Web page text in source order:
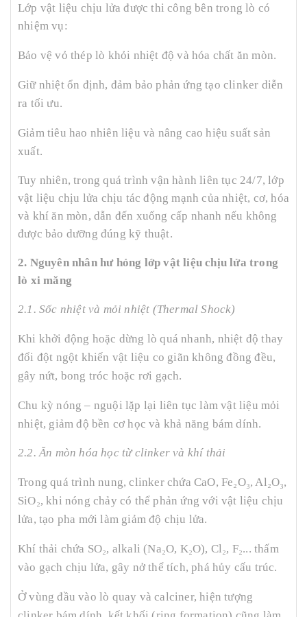
Lớp vật liệu chịu lửa được thi công bên trong lò có
nhiệm vụ:
Bảo vệ vỏ thép lò khỏi nhiệt độ và hóa chất ăn mòn.
Giữ nhiệt ổn định, đảm bảo phản ứng tạo clinker diễn
ra tối ưu.
Giảm tiêu hao nhiên liệu và nâng cao hiệu suất sản
xuất.
Tuy nhiên, trong quá trình vận hành liên tục 24/7, lớp
vật liệu chịu lửa chịu tác động mạnh của nhiệt, cơ, hóa
và khí ăn mòn, dẫn đến xuống cấp nhanh nếu không
được bảo dưỡng đúng kỹ thuật.
2. Nguyên nhân hư hỏng lớp vật liệu chịu lửa trong
lò xi măng
2.1. Sốc nhiệt và mỏi nhiệt (Thermal Shock)
Khi khởi động hoặc dừng lò quá nhanh, nhiệt độ thay
đổi đột ngột khiến vật liệu co giãn không đồng đều,
gây nứt, bong tróc hoặc rơi gạch.
Chu kỳ nóng – nguội lặp lại liên tục làm vật liệu mỏi
nhiệt, giảm độ bền cơ học và khả năng bám dính.
2.2. Ăn mòn hóa học từ clinker và khí thải
Trong quá trình nung, clinker chứa CaO, Fe₂O₃, Al₂O₃,
SiO₂, khi nóng chảy có thể phản ứng với vật liệu chịu
lửa, tạo pha mới làm giảm độ chịu lửa.
Khí thải chứa SO₂, alkali (Na₂O, K₂O), Cl₂, F₂... thấm
vào gạch chịu lửa, gây nở thể tích, phá hủy cấu trúc.
Ở vùng đầu vào lò quay và calciner, hiện tượng